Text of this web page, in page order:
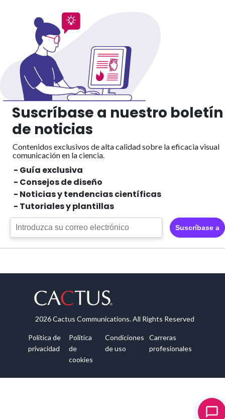
Suscríbase a nuestro boletín
de noticias
Contenidos exclusivos de alta calidad sobre la eficacia visual
comunicación en la ciencia.
- Guía exclusiva
- Consejos de diseño
- Noticias y tendencias científicas
- Tutoriales y plantillas
Suscríbase a
2026 Cactus Communications. All Rights Reserved
Política de
privacidad
Política
de
cookies
Condiciones
de uso
Carreras
profesionales